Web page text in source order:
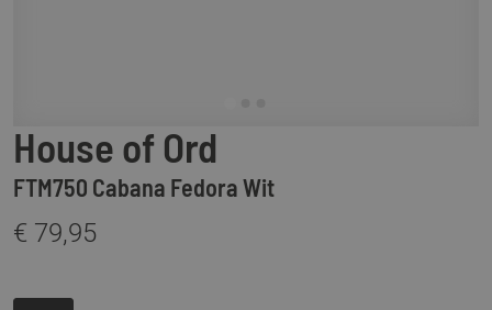
House of Ord
FTM750 Cabana Fedora Wit
€ 79,95